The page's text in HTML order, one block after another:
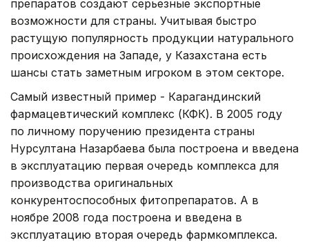
препаратов создают серьезные экспортные
возможности для страны. Учитывая быстро
растущую популярность продукции натурального
происхождения на Западе, у Казахстана есть
шансы стать заметным игроком в этом секторе.
Самый известный пример - Карагандинский
фармацевтический комплекс (КФК). В 2005 году
по личному поручению президента страны
Нурсултана Назарбаева была построена и введена
в эксплуатацию первая очередь комплекса для
производства оригинальных
конкурентоспособных фитопрепаратов. А в
ноябре 2008 года построена и введена в
эксплуатацию вторая очередь фармкомплекса.